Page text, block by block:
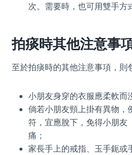
次。需要時，也可用雙手方
拍痰時其他注意事
至於拍痰時的其他注意事項，則
小朋友身穿的衣服應柔軟而
倘若小朋友頸上掛有異物，
符，宜應脫下，免得小朋友
痛；
家長手上的戒指、玉手鈪或